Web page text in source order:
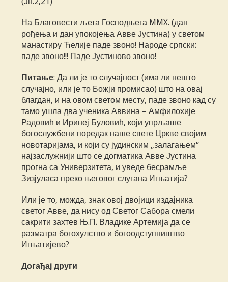
На Благовести љета Господњега MMX. (дан
рођења и дан упокојења Авве Јустина) у светом
манастиру Ћелије паде звоно! Народе српски:
паде звоно!!! Паде Јустиново звоно!
Питање: Да ли је то случајност (има ли нешто
случајно, или је то Божји промисао) што на овај
благдан, и на овом светом месту, паде звоно кад су
тамо ушла два ученика Аввина – Амфилохије
Радовић и Иринеј Буловић, који упрљаше
богослужбени поредак наше свете Цркве својим
новотаријама, и који су јудинским „залагањем“
најзаслужнији што се догматика Авве Јустина
прогна са Универзитета, и уведе бесрамље
Зизјуласа преко његовог слугана Игњатија?
Или је то, можда, знак овој двојици издајника
светог Авве, да нису од Светог Сабора смели
сакрити захтев Њ.П. Владике Артемија да се
разматра богохулство и богоодступништво
Игњатијево?
Догађај други